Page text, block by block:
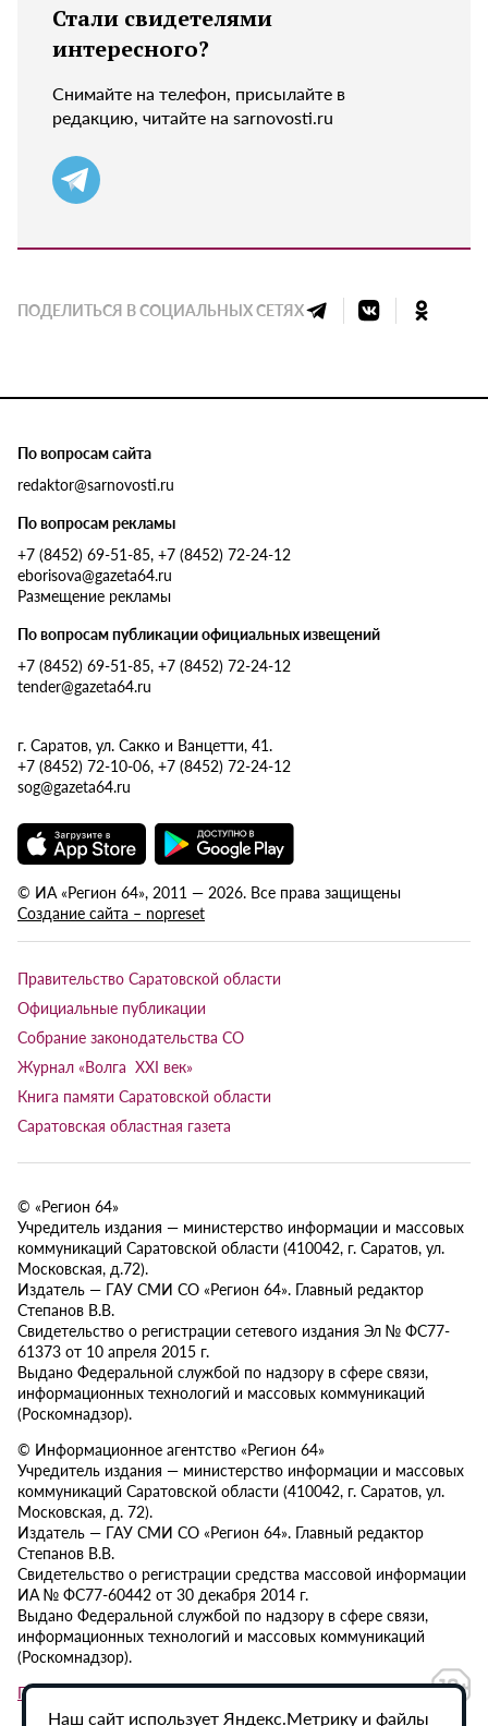
Стали свидетелями
интересного?
Снимайте на телефон, присылайте в
редакцию, читайте на sarnovosti.ru
ПОДЕЛИТЬСЯ В СОЦИАЛЬНЫХ СЕТЯХ
По вопросам сайта
redaktor@sarnovosti.ru
По вопросам рекламы
+7 (8452) 69-51-85, +7 (8452) 72-24-12
eborisova@gazeta64.ru
Размещение рекламы
По вопросам публикации официальных извещений
+7 (8452) 69-51-85, +7 (8452) 72-24-12
tender@gazeta64.ru
г. Саратов, ул. Сакко и Ванцетти, 41.
+7 (8452) 72-10-06, +7 (8452) 72-24-12
sog@gazeta64.ru
© ИА «Регион 64», 2011 — 2026. Все права защищены
Создание сайта – nopreset
Правительство Саратовской области
Официальные публикации
Собрание законодательства СО
Журнал «Волга XXI век»
Книга памяти Саратовской области
Саратовская областная газета
© «Регион 64»
Учредитель издания — министерство информации и массовых
коммуникаций Саратовской области (410042, г. Саратов, ул.
Московская, д.72).
Издатель — ГАУ СМИ СО «Регион 64». Главный редактор
Степанов В.В.
Свидетельство о регистрации сетевого издания Эл № ФС77-
61373 от 10 апреля 2015 г.
Выдано Федеральной службой по надзору в сфере связи,
информационных технологий и массовых коммуникаций
(Роскомнадзор).
© Информационное агентство «Регион 64»
Учредитель издания — министерство информации и массовых
коммуникаций Саратовской области (410042, г. Саратов, ул.
Московская, д. 72).
Издатель — ГАУ СМИ СО «Регион 64». Главный редактор
Степанов В.В.
Свидетельство о регистрации средства массовой информации
ИА № ФС77-60442 от 30 декабря 2014 г.
Выдано Федеральной службой по надзору в сфере связи,
информационных технологий и массовых коммуникаций
(Роскомнадзор).
Политика в отношении обработки персональных данных
Наш сайт использует Яндекс.Метрику и файлы